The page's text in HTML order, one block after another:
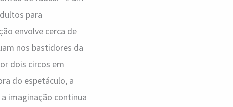
para
envolve cerca de
nos bastidores da
dois circos em
do espetáculo, a
imaginação continua